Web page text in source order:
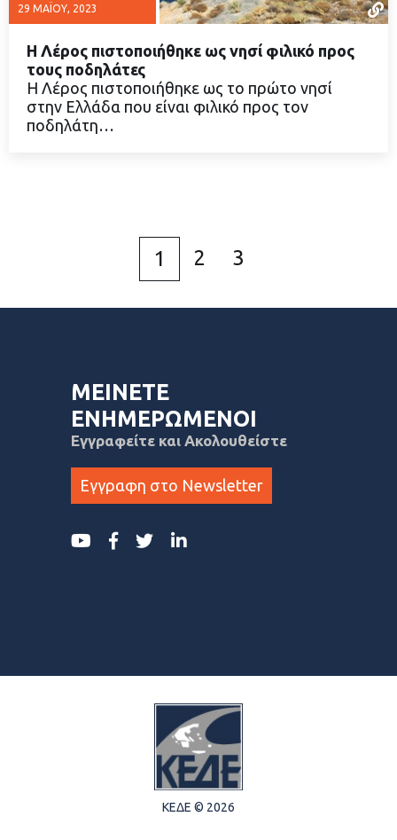
29 ΜΑΪ́ΟΥ, 2023
ΔΙΑΒΑΣΤΕ ΠΕΡΙΣΣΟΤΕΡΑ
Η Λέρος πιστοποιήθηκε ως νησί φιλικό προς
τους ποδηλάτες
Η Λέρος πιστοποιήθηκε ως το πρώτο νησί
στην Ελλάδα που είναι φιλικό προς τον
ποδηλάτη…
1 2 3
ΜΕΙΝΕΤΕ
ΕΝΗΜΕΡΩΜΕΝΟΙ
Εγγραφείτε και Ακολουθείστε
Εγγραφη στο Newsletter
ΚΕΔΕ © 2026